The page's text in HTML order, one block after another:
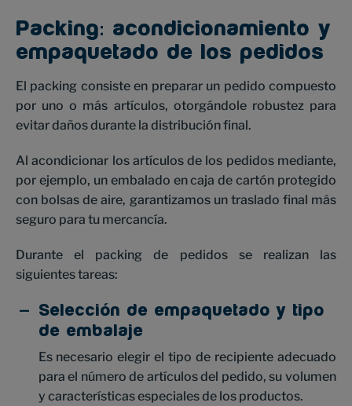
Packing: acondicionamiento y
empaquetado de los pedidos
El packing consiste en preparar un pedido compuesto
por uno o más artículos, otorgándole robustez para
evitar daños durante la distribución final.
Al acondicionar los artículos de los pedidos mediante,
por ejemplo, un embalado en caja de cartón protegido
con bolsas de aire, garantizamos un traslado final más
seguro para tu mercancía.
Durante el packing de pedidos se realizan las
siguientes tareas:
Selección de empaquetado y tipo
de embalaje
Es necesario elegir el tipo de recipiente adecuado
para el número de artículos del pedido, su volumen
y características especiales de los productos.